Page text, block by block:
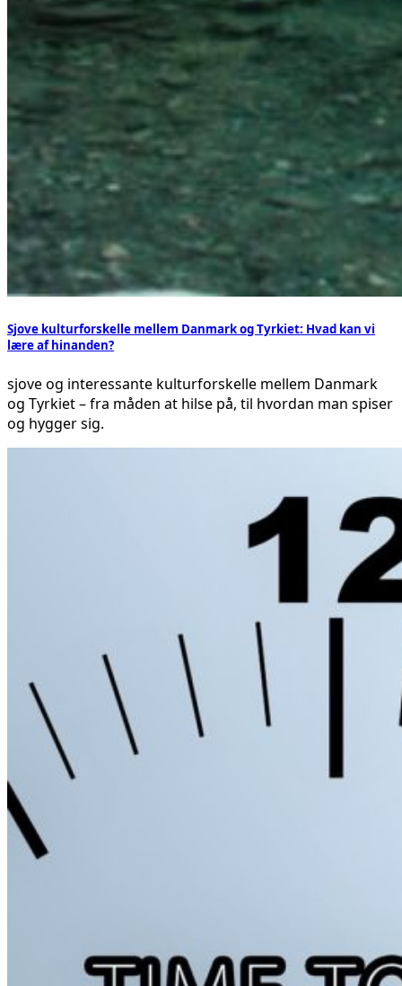
Sjove kulturforskelle mellem Danmark og Tyrkiet: Hvad kan vi
lære af hinanden?
sjove og interessante kulturforskelle mellem Danmark
og Tyrkiet – fra måden at hilse på, til hvordan man spiser
og hygger sig.